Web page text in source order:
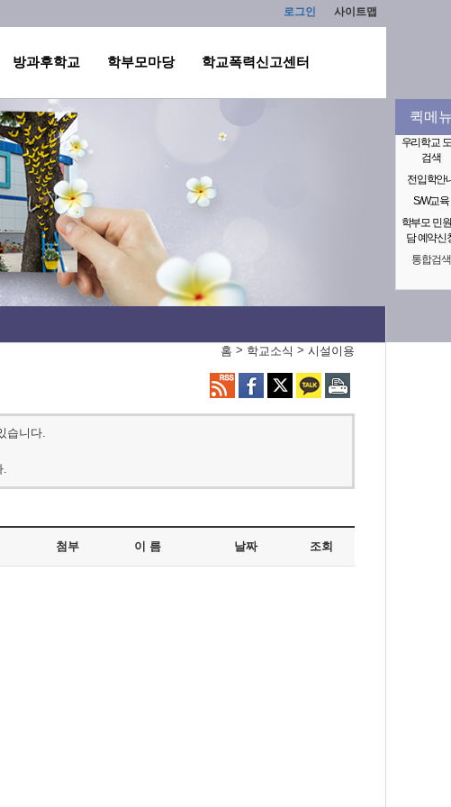
로그인 사이트맵
방과후학교 학부모마당 학교폭력신고센터
퀵메
우리학교
검색
전입학안
S/W교육
학부모 민
담 예약신
통합검색
홈 > 학교소식 > 시설이용
습니다.
.
첨부 이 름 날짜 조회